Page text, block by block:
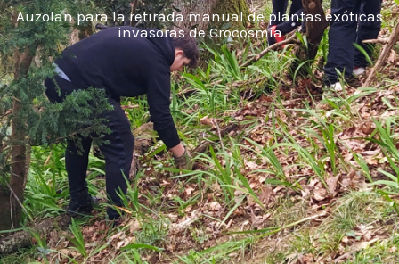
Auzolan para la retirada manual de plantas exóticas
invasoras de Crocosmia